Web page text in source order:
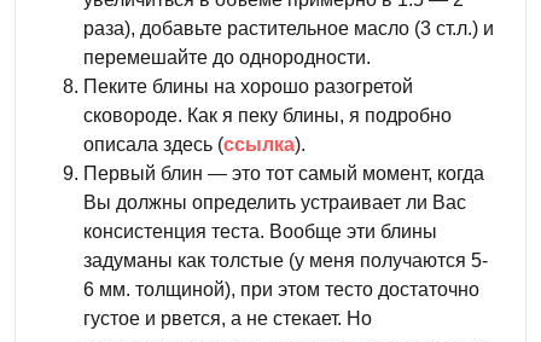
раза), добавьте растительное масло (3 ст.л.) и
перемешайте до однородности.
Пеките блины на хорошо разогретой
сковороде. Как я пеку блины, я подробно
описала здесь (ссылка).
Первый блин — это тот самый момент, когда
Вы должны определить устраивает ли Вас
консистенция теста. Вообще эти блины
задуманы как толстые (у меня получаются 5-
6 мм. толщиной), при этом тесто достаточно
густое и рвется, а не стекает. Но